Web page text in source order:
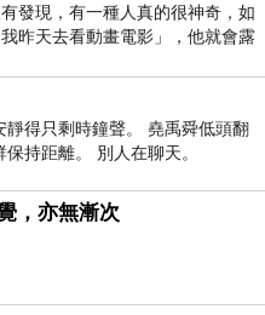
發現，有一種人真的很神奇，如
昨天去看動畫電影」，他就會露
，然後問你是不是陪小
得只剩時鐘聲。 堯禹舜低頭翻
持距離。 別人在聊天。
，亦無漸次